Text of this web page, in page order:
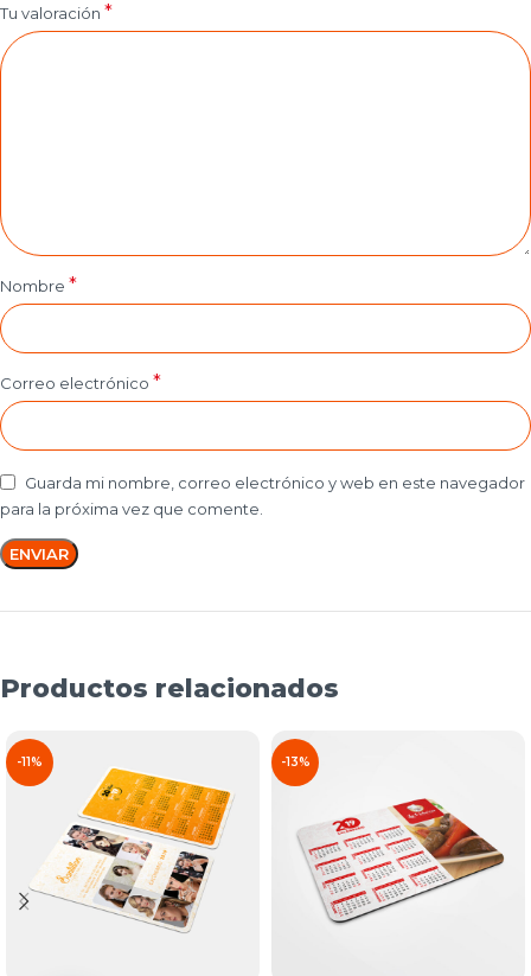
Tu valoración *
Nombre *
Correo electrónico *
Guarda mi nombre, correo electrónico y web en este navegador
para la próxima vez que comente.
Productos relacionados
-11% -13%